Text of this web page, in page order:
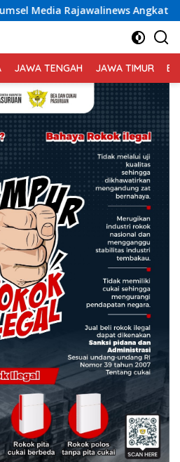
Angkat Bicara Dugaan
JAWA TENGAH JAWA TIMUR